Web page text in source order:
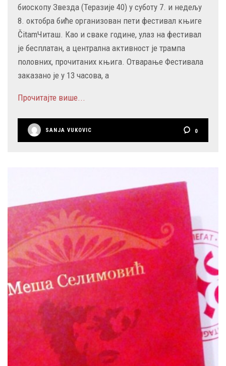
биоскопу Звезда (Теразије 40) у суботу 7. и недељу
8. октобра биће организован пети фестивал књиге
ČitamЧиташ. Као и сваке године, улаз на фестивал
је бесплатан, а централна активност је трампа
половних, прочитаних књига. Отварање Фестивала
заказано је у 13 часова, а
Прочитајте више...
SANJA VUKOVIC 0